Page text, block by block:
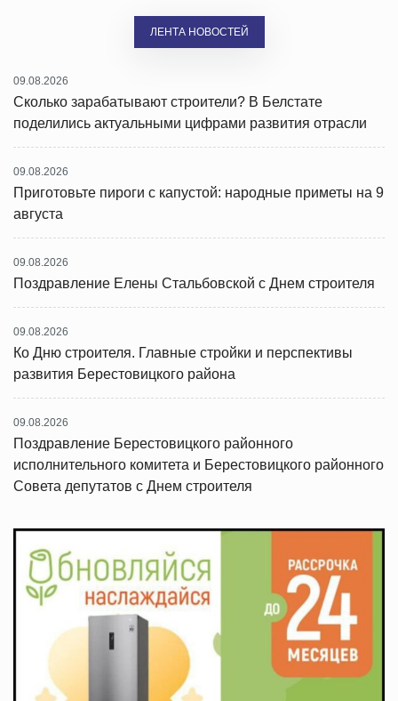
ЛЕНТА НОВОСТЕЙ
09.08.2026
Сколько зарабатывают строители? В Белстате
поделились актуальными цифрами развития отрасли
09.08.2026
Приготовьте пироги с капустой: народные приметы на 9
августа
09.08.2026
Поздравление Елены Стальбовской с Днем строителя
09.08.2026
Ко Дню строителя. Главные стройки и перспективы
развития Берестовицкого района
09.08.2026
Поздравление Берестовицкого районного
исполнительного комитета и Берестовицкого районного
Совета депутатов с Днем строителя